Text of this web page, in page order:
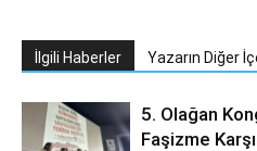
İlgili Haberler Yazarın Diğer
5. Olağan
Faşizme